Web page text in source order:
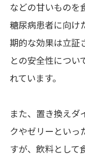
などの甘いものを
糖尿病患者に向け
期的な効果は立証
との安全性につい
れています。
また、置き換えダ
クやゼリーといっ
すが、飲料として